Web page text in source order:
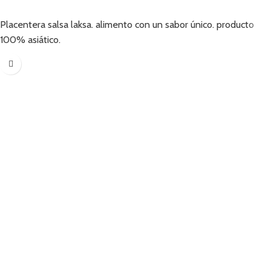
Placentera salsa laksa. alimento con un sabor único. producto
100% asiático.